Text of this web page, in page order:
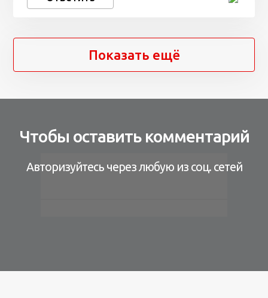
Показать ещё
Чтобы оставить комментарий
Авторизуйтесь через любую из соц. сетей